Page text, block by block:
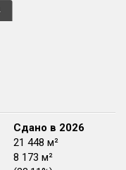
Сдано в 2026
21 448 м²
8 173 м²